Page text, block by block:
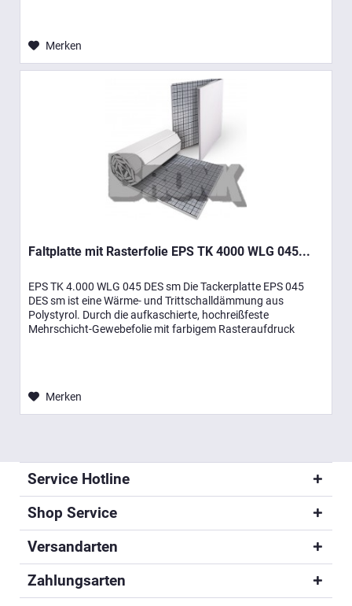
Merken
Faltplatte mit Rasterfolie EPS TK 4000 WLG 045...
EPS TK 4.000 WLG 045 DES sm Die Tackerplatte EPS 045
DES sm ist eine Wärme- und Trittschalldämmung aus
Polystyrol. Durch die aufkaschierte, hochreißfeste
Mehrschicht-Gewebefolie mit farbigem Rasteraufdruck
Merken
Service Hotline
Shop Service
Versandarten
Zahlungsarten